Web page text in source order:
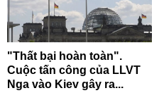
"Thất bại hoàn toàn".
Cuộc tấn công của LLVT
Nga vào Kiev gây ra...